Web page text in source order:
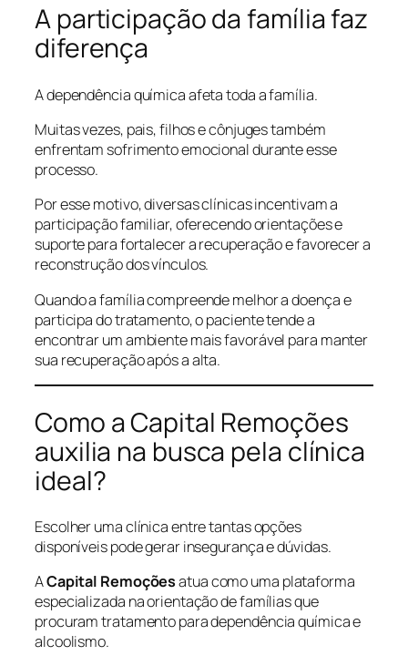
A participação da família faz
diferença
A dependência química afeta toda a família.
Muitas vezes, pais, filhos e cônjuges também
enfrentam sofrimento emocional durante esse
processo.
Por esse motivo, diversas clínicas incentivam a
participação familiar, oferecendo orientações e
suporte para fortalecer a recuperação e favorecer a
reconstrução dos vínculos.
Quando a família compreende melhor a doença e
participa do tratamento, o paciente tende a
encontrar um ambiente mais favorável para manter
sua recuperação após a alta.
Como a Capital Remoções
auxilia na busca pela clínica
ideal?
Escolher uma clínica entre tantas opções
disponíveis pode gerar insegurança e dúvidas.
ACapital Remoçõesatua como uma plataforma
especializada na orientação de famílias que
procuram tratamento para dependência química e
alcoolismo.